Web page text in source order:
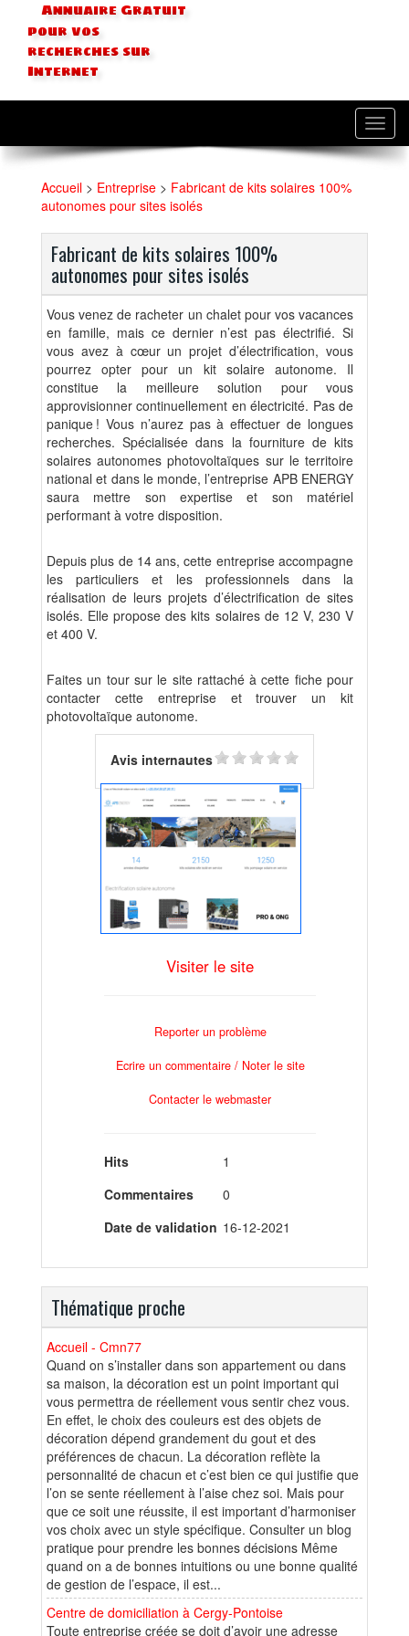
Annuaire Gratuit
pour vos
recherches sur
Internet
Accueil > Entreprise > Fabricant de kits solaires 100%
autonomes pour sites isolés
Fabricant de kits solaires 100%
autonomes pour sites isolés
Vous venez de racheter un chalet pour vos vacances
en famille, mais ce dernier n’est pas électrifié. Si
vous avez à cœur un projet d’électrification, vous
pourrez opter pour un kit solaire autonome. Il
constitue la meilleure solution pour vous
approvisionner continuellement en électricité. Pas de
panique ! Vous n’aurez pas à effectuer de longues
recherches. Spécialisée dans la fourniture de kits
solaires autonomes photovoltaïques sur le territoire
national et dans le monde, l’entreprise APB ENERGY
saura mettre son expertise et son matériel
performant à votre disposition.
Depuis plus de 14 ans, cette entreprise accompagne
les particuliers et les professionnels dans la
réalisation de leurs projets d’électrification de sites
isolés. Elle propose des kits solaires de 12 V, 230 V
et 400 V.
Faites un tour sur le site rattaché à cette fiche pour
contacter cette entreprise et trouver un kit
photovoltaïque autonome.
Avis internautes
Visiter le site
Reporter un problème
Ecrire un commentaire / Noter le site
Contacter le webmaster
Hits
1
Commentaires
0
Date de validation 16-12-2021
Thématique proche
Accueil - Cmn77
Quand on s’installer dans son appartement ou dans
sa maison, la décoration est un point important qui
vous permettra de réellement vous sentir chez vous.
En effet, le choix des couleurs est des objets de
décoration dépend grandement du gout et des
préférences de chacun. La décoration reflète la
personnalité de chacun et c’est bien ce qui justifie que
l’on se sente réellement à l’aise chez soi. Mais pour
que ce soit une réussite, il est important d’harmoniser
vos choix avec un style spécifique. Consulter un blog
pratique pour prendre les bonnes décisions Même
quand on a de bonnes intuitions ou une bonne qualité
de gestion de l’espace, il est...
Centre de domiciliation à Cergy-Pontoise
Toute entreprise créée se doit d’avoir une adresse